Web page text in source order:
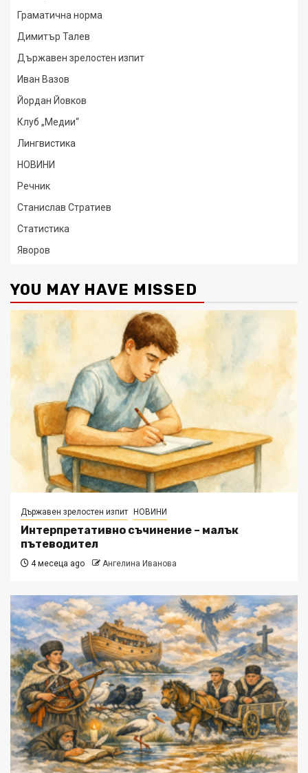
Граматична норма
Димитър Талев
Държавен зрелостен изпит
Иван Вазов
Йордан Йовков
Клуб „Медии“
Лингвистика
НОВИНИ
Речник
Станислав Стратиев
Статистика
Яворов
YOU MAY HAVE MISSED
Държавен зрелостен изпит НОВИНИ
Интерпретативно съчинение – малък
пътеводител
4 месеца ago Ангелина Иванова